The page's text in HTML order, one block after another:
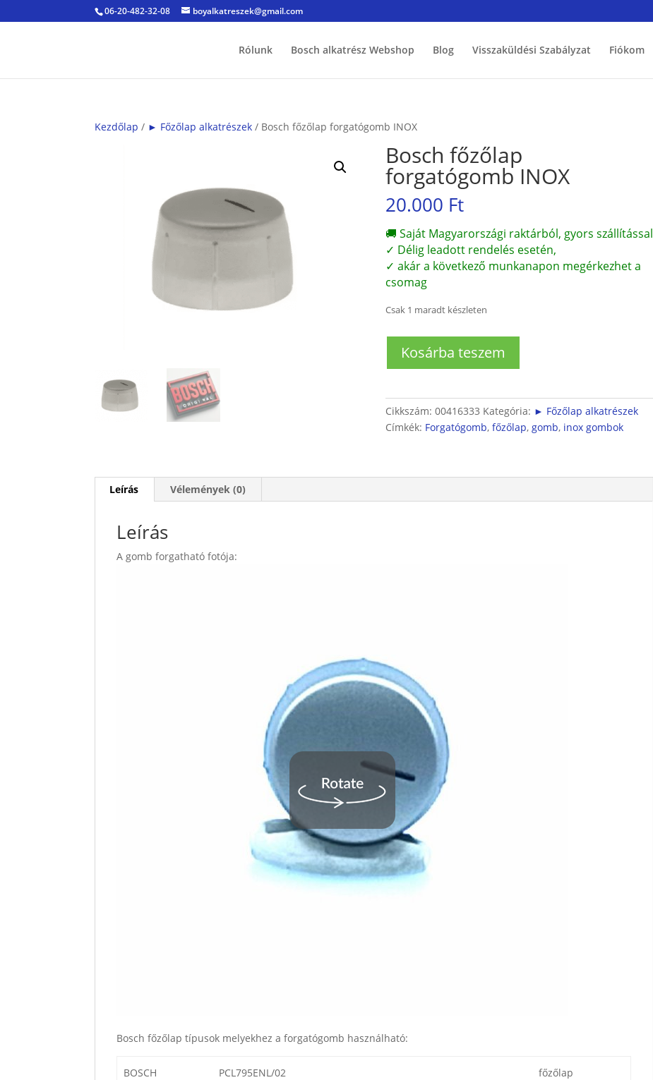
06-20-482-32-08 boyalkatreszek@gmail.com
Rólunk Bosch alkatrész Webshop Blog Visszaküldési Szabályzat Fiókom
Kezdőlap / ► Főzőlap alkatrészek / Bosch főzőlap forgatógomb INOX
Bosch főzőlap
forgatógomb INOX
20.000 Ft
🚚 Saját Magyarországi raktárból, gyors szállítással
✓ Délig leadott rendelés esetén,
✓ akár a következő munkanapon megérkezhet a
csomag
Csak 1 maradt készleten
főzőlap
mennyiség
Kosárba teszem
Cikkszám:00416333 Kategória: ► Főzőlap alkatrészek
Címkék: Forgatógomb,főzőlap,gomb, inox gombok
Leírás Vélemények (0)
Leírás
A gomb forgatható fotója:
Bosch főzőlap típusok melyekhez a forgatógomb használható:
BOSCH PCL795ENL/02 főzőlap